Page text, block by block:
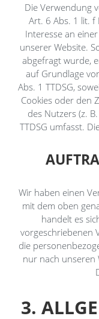
Die Verwendung
Art. 6 Abs. 1 lit. f
Interesse an
unserer Website.
abgefragt wurde,
auf Grundlage
Abs. 1 TTDSG,
Cookies oder den
des Nutzers (z.
TTDSG umfasst.
Wir haben einen
mit dem oben
handelt es
vorgeschriebenen
die
nur nach unseren
3.